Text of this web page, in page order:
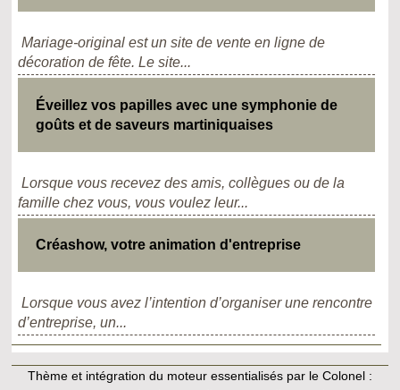
Mariage-original est un site de vente en ligne de
décoration de fête. Le site...
Éveillez vos papilles avec une symphonie de
goûts et de saveurs martiniquaises
Lorsque vous recevez des amis, collègues ou de la
famille chez vous, vous voulez leur...
Créashow, votre animation d'entreprise
Lorsque vous avez l’intention d’organiser une rencontre
d’entreprise, un...
Thème et intégration du moteur essentialisés par le Colonel :